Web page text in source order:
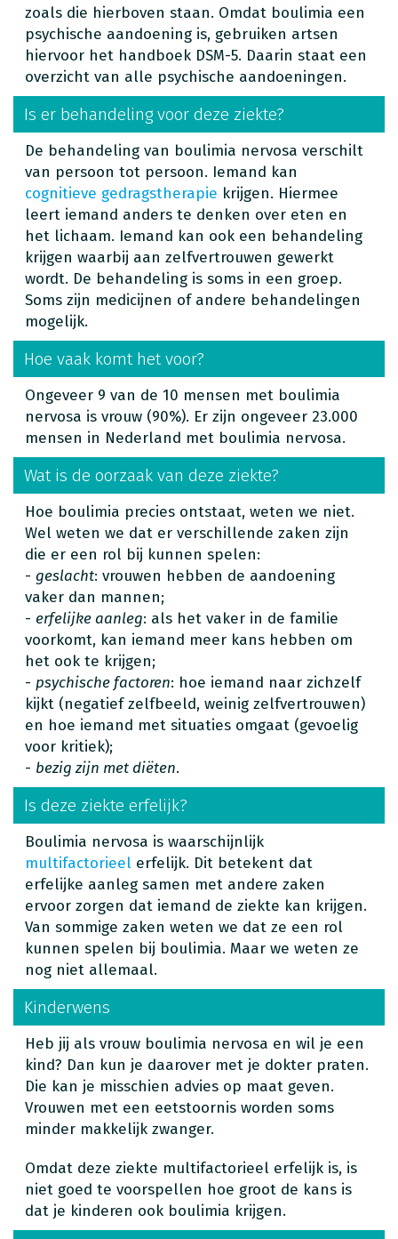
zoals die hierboven staan. Omdat boulimia een
psychische aandoening is, gebruiken artsen
hiervoor het handboek DSM-5. Daarin staat een
overzicht van alle psychische aandoeningen.
Is er behandeling voor deze ziekte?
De behandeling van boulimia nervosa verschilt
van persoon tot persoon. Iemand kan
cognitieve gedragstherapie krijgen. Hiermee
leert iemand anders te denken over eten en
het lichaam. Iemand kan ook een behandeling
krijgen waarbij aan zelfvertrouwen gewerkt
wordt. De behandeling is soms in een groep.
Soms zijn medicijnen of andere behandelingen
mogelijk.
Hoe vaak komt het voor?
Ongeveer 9 van de 10 mensen met boulimia
nervosa is vrouw (90%). Er zijn ongeveer 23.000
mensen in Nederland met boulimia nervosa.
Wat is de oorzaak van deze ziekte?
Hoe boulimia precies ontstaat, weten we niet.
Wel weten we dat er verschillende zaken zijn
die er een rol bij kunnen spelen:
- geslacht: vrouwen hebben de aandoening
vaker dan mannen;
- erfelijke aanleg: als het vaker in de familie
voorkomt, kan iemand meer kans hebben om
het ook te krijgen;
- psychische factoren: hoe iemand naar zichzelf
kijkt (negatief zelfbeeld, weinig zelfvertrouwen)
en hoe iemand met situaties omgaat (gevoelig
voor kritiek);
- bezig zijn met diëten.
Is deze ziekte erfelijk?
Boulimia nervosa is waarschijnlijk
multifactorieel erfelijk. Dit betekent dat
erfelijke aanleg samen met andere zaken
ervoor zorgen dat iemand de ziekte kan krijgen.
Van sommige zaken weten we dat ze een rol
kunnen spelen bij boulimia. Maar we weten ze
nog niet allemaal.
Kinderwens
Heb jij als vrouw boulimia nervosa en wil je een
kind? Dan kun je daarover met je dokter praten.
Die kan je misschien advies op maat geven.
Vrouwen met een eetstoornis worden soms
minder makkelijk zwanger.
Omdat deze ziekte multifactorieel erfelijk is, is
niet goed te voorspellen hoe groot de kans is
dat je kinderen ook boulimia krijgen.